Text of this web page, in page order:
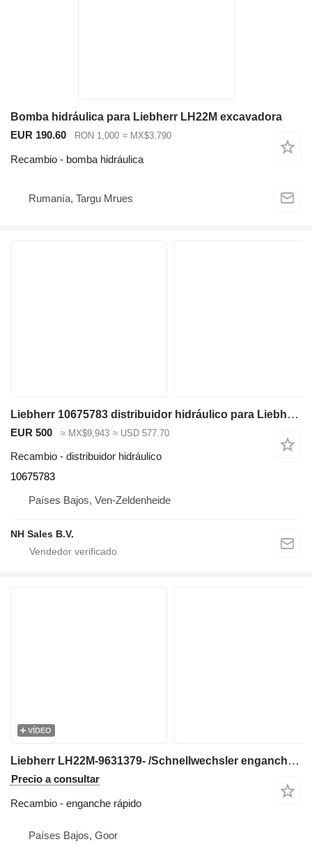
Bomba hidráulica para Liebherr LH22M excavadora
EUR 190.60
RON 1,000 ≈ MX$3,790
Recambio - bomba hidráulica
Rumanía, Targu Mrues
Liebherr 10675783 distribuidor hidráulico para Liebherr A314 Li / A900C Li / A910 comp / A912 compact / A914 Compact / A916 / A918 / A918 Compact / A920 / A922 Li / A922 Rail / A924 li / A924 Rail / A928 / LH22 M / LH24 M / LH26 M / LH30 M / LH35 M excavadora
EUR 500 ≈ MX$9,943 ≈ USD 577.70
Recambio - distribuidor hidráulico
10675783
Países Bajos, Ven-Zeldenheide
NH Sales B.V.
VÍDEO
Liebherr LH22M-9631379- /Schnellwechsler enganche rápido para miniexcavadora
Precio a consultar
Recambio - enganche rápido
Países Bajos, Goor